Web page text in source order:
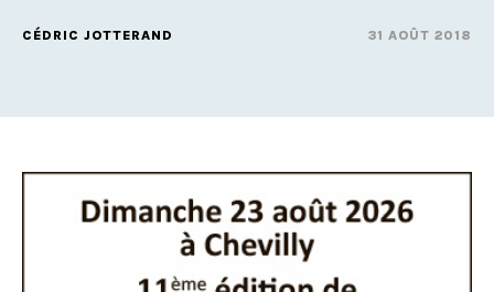
CÉDRIC JOTTERAND 31 AOÛT 2018